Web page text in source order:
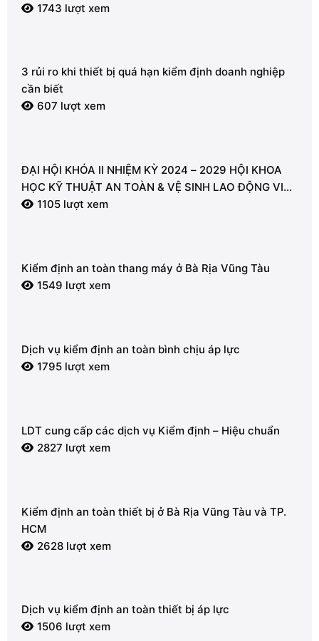
1743 lượt xem
3 rủi ro khi thiết bị quá hạn kiểm định doanh nghiệp
cần biết
607 lượt xem
ĐẠI HỘI KHÓA II NHIỆM KỲ 2024 – 2029 HỘI KHOA
HỌC KỸ THUẬT AN TOÀN & VỆ SINH LAO ĐỘNG VIỆT
NAM – CHI HỘI VŨNG TÀU
1105 lượt xem
Kiểm định an toàn thang máy ở Bà Rịa Vũng Tàu
1549 lượt xem
Dịch vụ kiểm định an toàn bình chịu áp lực
1795 lượt xem
LDT cung cấp các dịch vụ Kiểm định – Hiệu chuẩn
2827 lượt xem
Kiểm định an toàn thiết bị ở Bà Rịa Vũng Tàu và TP.
HCM
2628 lượt xem
Dịch vụ kiểm định an toàn thiết bị áp lực
1506 lượt xem